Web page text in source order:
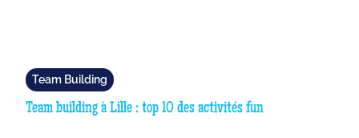
Team Building
Team building à Lille : top 10 des activités fun